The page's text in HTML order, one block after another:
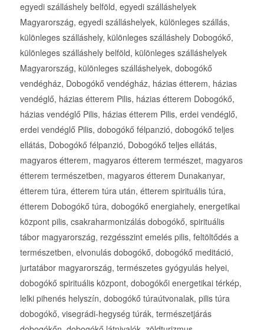
egyedi szálláshely belföld, egyedi szálláshelyek
Magyarország, egyedi szálláshelyek, különleges szállás,
különleges szálláshely, különleges szálláshely Dobogókő,
különleges szálláshely belföld, különleges szálláshelyek
Magyarország, különleges szálláshelyek, dobogókő
vendégház, Dobogókő vendégház, házias étterem, házias
vendéglő, házias étterem Pilis, házias étterem Dobogókő,
házias vendéglő Pilis, házias étterem Pilis, erdei vendéglő,
erdei vendéglő Pilis, dobogókő félpanzió, dobogókő teljes
ellátás, Dobogókő félpanzió, Dobogókő teljes ellátás,
magyaros étterem, magyaros étterem természet, magyaros
étterem természetben, magyaros étterem Dunakanyar,
étterem túra, étterem túra után, étterem spirituális túra,
étterem Dobogókő túra, dobogókő energiahely, energetikai
központ pilis, csakraharmonizálás dobogókő, spirituális
tábor magyarország, rezgésszint emelés pilis, feltöltődés a
természetben, elvonulás dobogókő, dobogókő meditáció,
jurtatábor magyarország, természetes gyógyulás helyei,
dobogókő spirituális központ, dobogókői energetikai térkép,
lelki pihenés helyszín, dobogókő túraútvonalak, pilis túra
dobogókő, visegrádi-hegység túrák, természetjárás